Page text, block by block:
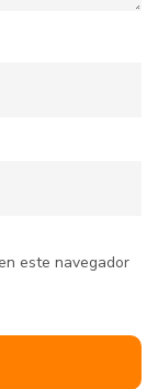
este navegador